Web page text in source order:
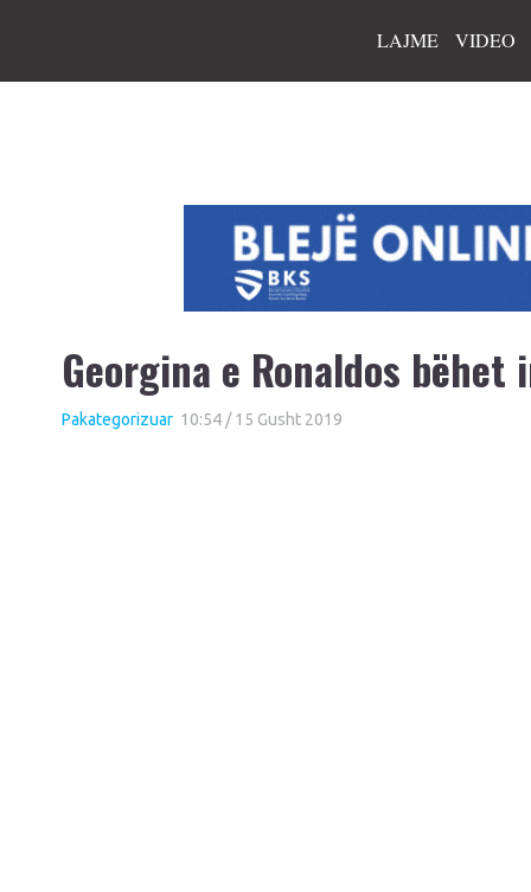
LAJME VIDEO
Georgina e Ronaldos bëhet
Pakategorizuar 10:54 / 15 Gusht 2019